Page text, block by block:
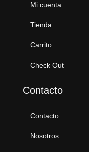
Mi cuenta
Tienda
Carrito
Check Out
Contacto
Contacto
Nosotros